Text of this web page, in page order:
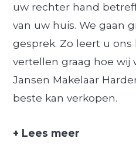
uw rechter hand
van uw huis. We gaan
gesprek. Zo leert u ons
vertellen graag hoe wij
Jansen Makelaar
beste kan verkopen.
+ Lees meer